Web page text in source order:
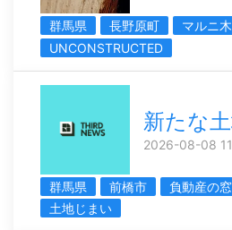
群馬県 長野原町 マルニ
UNCONSTRUCTED
新たな
2026-08-08
群馬県 前橋市 負動産の
土地じまい